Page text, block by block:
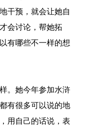
干预，就会让她自
会讨论，帮她拓
有哪些不一样的想
。她今年参加水浒
有很多可以说的地
用自己的话说，表